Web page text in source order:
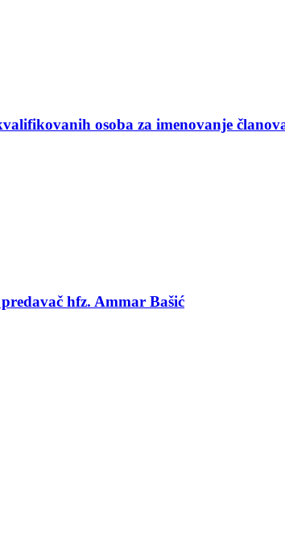
osoba za imenovanje
hfz. Ammar Bašić